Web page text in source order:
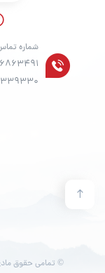
شماره
© تمامی حقوق